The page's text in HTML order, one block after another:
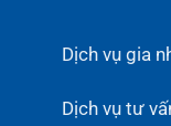
Dịch vụ gia
Dịch vụ tư